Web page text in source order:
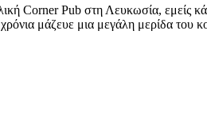
Corner Pub στη Λευκωσία, εμείς
μάζευε μια μεγάλη μερίδα του